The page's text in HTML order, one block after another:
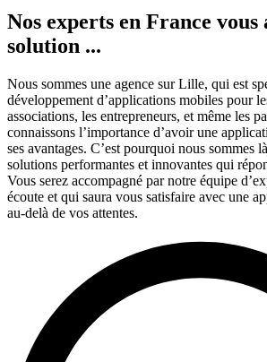
Nos experts en France
solution ...
Nous sommes une agence sur Lille, qui est
développement d’applications mobiles pour
associations, les entrepreneurs, et même les
connaissons l’importance d’avoir une
ses avantages. C’est pourquoi nous sommes
solutions performantes et innovantes qui
Vous serez accompagné par notre équipe
écoute et qui saura vous satisfaire avec une
au-delà de vos attentes.